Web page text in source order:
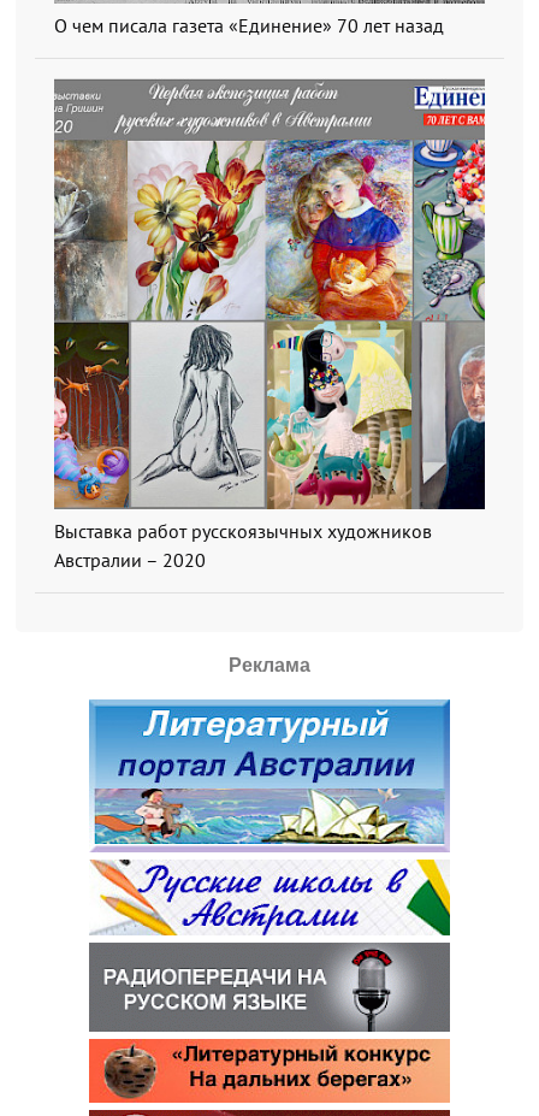
О чем писала газета «Единение» 70 лет назад
Выставка работ русскоязычных художников
Австралии – 2020
Реклама